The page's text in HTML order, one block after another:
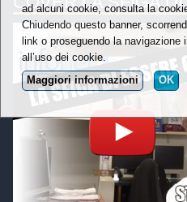
ad alcuni cookie, consulta la
Chiudendo questo banner,
link o proseguendo la navigazione
all’uso dei cookie.
Maggiori informazioni
OK